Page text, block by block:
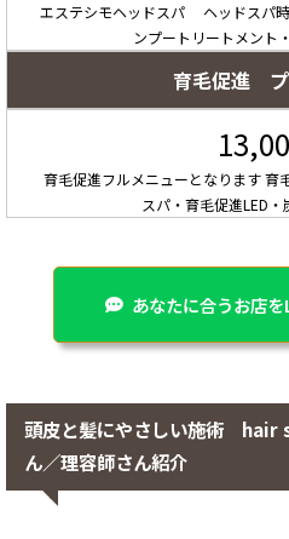
エステシモヘッドスパ ヘッドスパ
ンプートリートメント
育毛促進 プ
育毛促進​フルメニューとなります 育
スパ・育毛促進LED
あなたに合うお店
頭皮と髪にやさしい施術 hair
ん／理容師さん紹介